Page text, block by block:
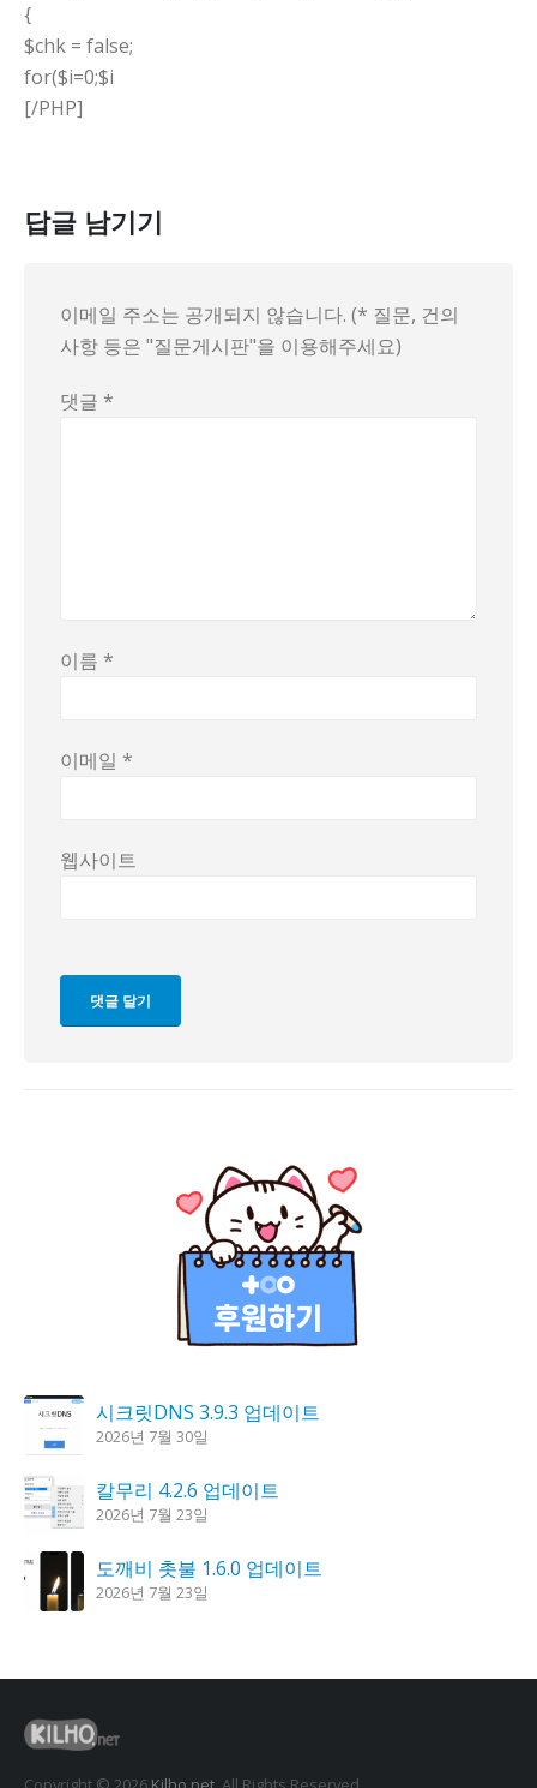
{
$chk = false;
for($i=0;$i
[/PHP]
답글 남기기
이메일 주소는 공개되지 않습니다. (* 질문, 건의
사항 등은 "질문게시판"을 이용해주세요)
댓글 *
이름 *
이메일 *
웹사이트
시크릿DNS 3.9.3 업데이트
2026년 7월 30일
칼무리 4.2.6 업데이트
2026년 7월 23일
도깨비 촛불 1.6.0 업데이트
2026년 7월 23일
K플레이어 0.9.4 업데이트
2026년 7월 28일